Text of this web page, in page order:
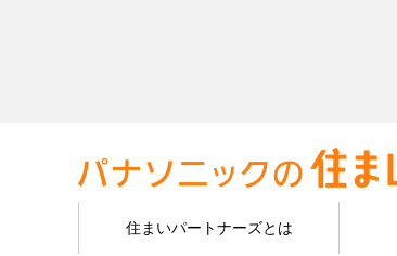
住まいパートナーズとは